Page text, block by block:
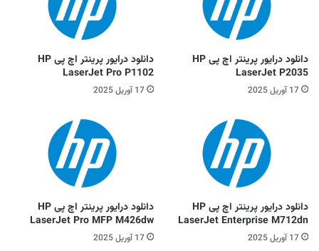
دانلود درایور پرینتر اچ پی HP
LaserJet P2035
17 آوریل 2025
دانلود درایور پرینتر اچ پی HP
LaserJet Pro P1102
17 آوریل 2025
دانلود درایور پرینتر اچ پی HP
LaserJet Enterprise M712dn
17 آوریل 2025
دانلود درایور پرینتر اچ پی HP
LaserJet Pro MFP M426dw
17 آوریل 2025